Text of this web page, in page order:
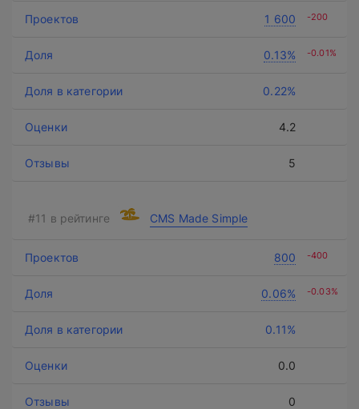
1 600 -200
0.13% -0.01%
0.22%
4.2
5
CMS Made Simple
800 -400
0.06% -0.03%
0.11%
0.0
0